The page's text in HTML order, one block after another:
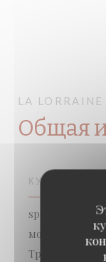
LA LORRAINE
Общая
КУХНЯ
spécialisé
Традиционная